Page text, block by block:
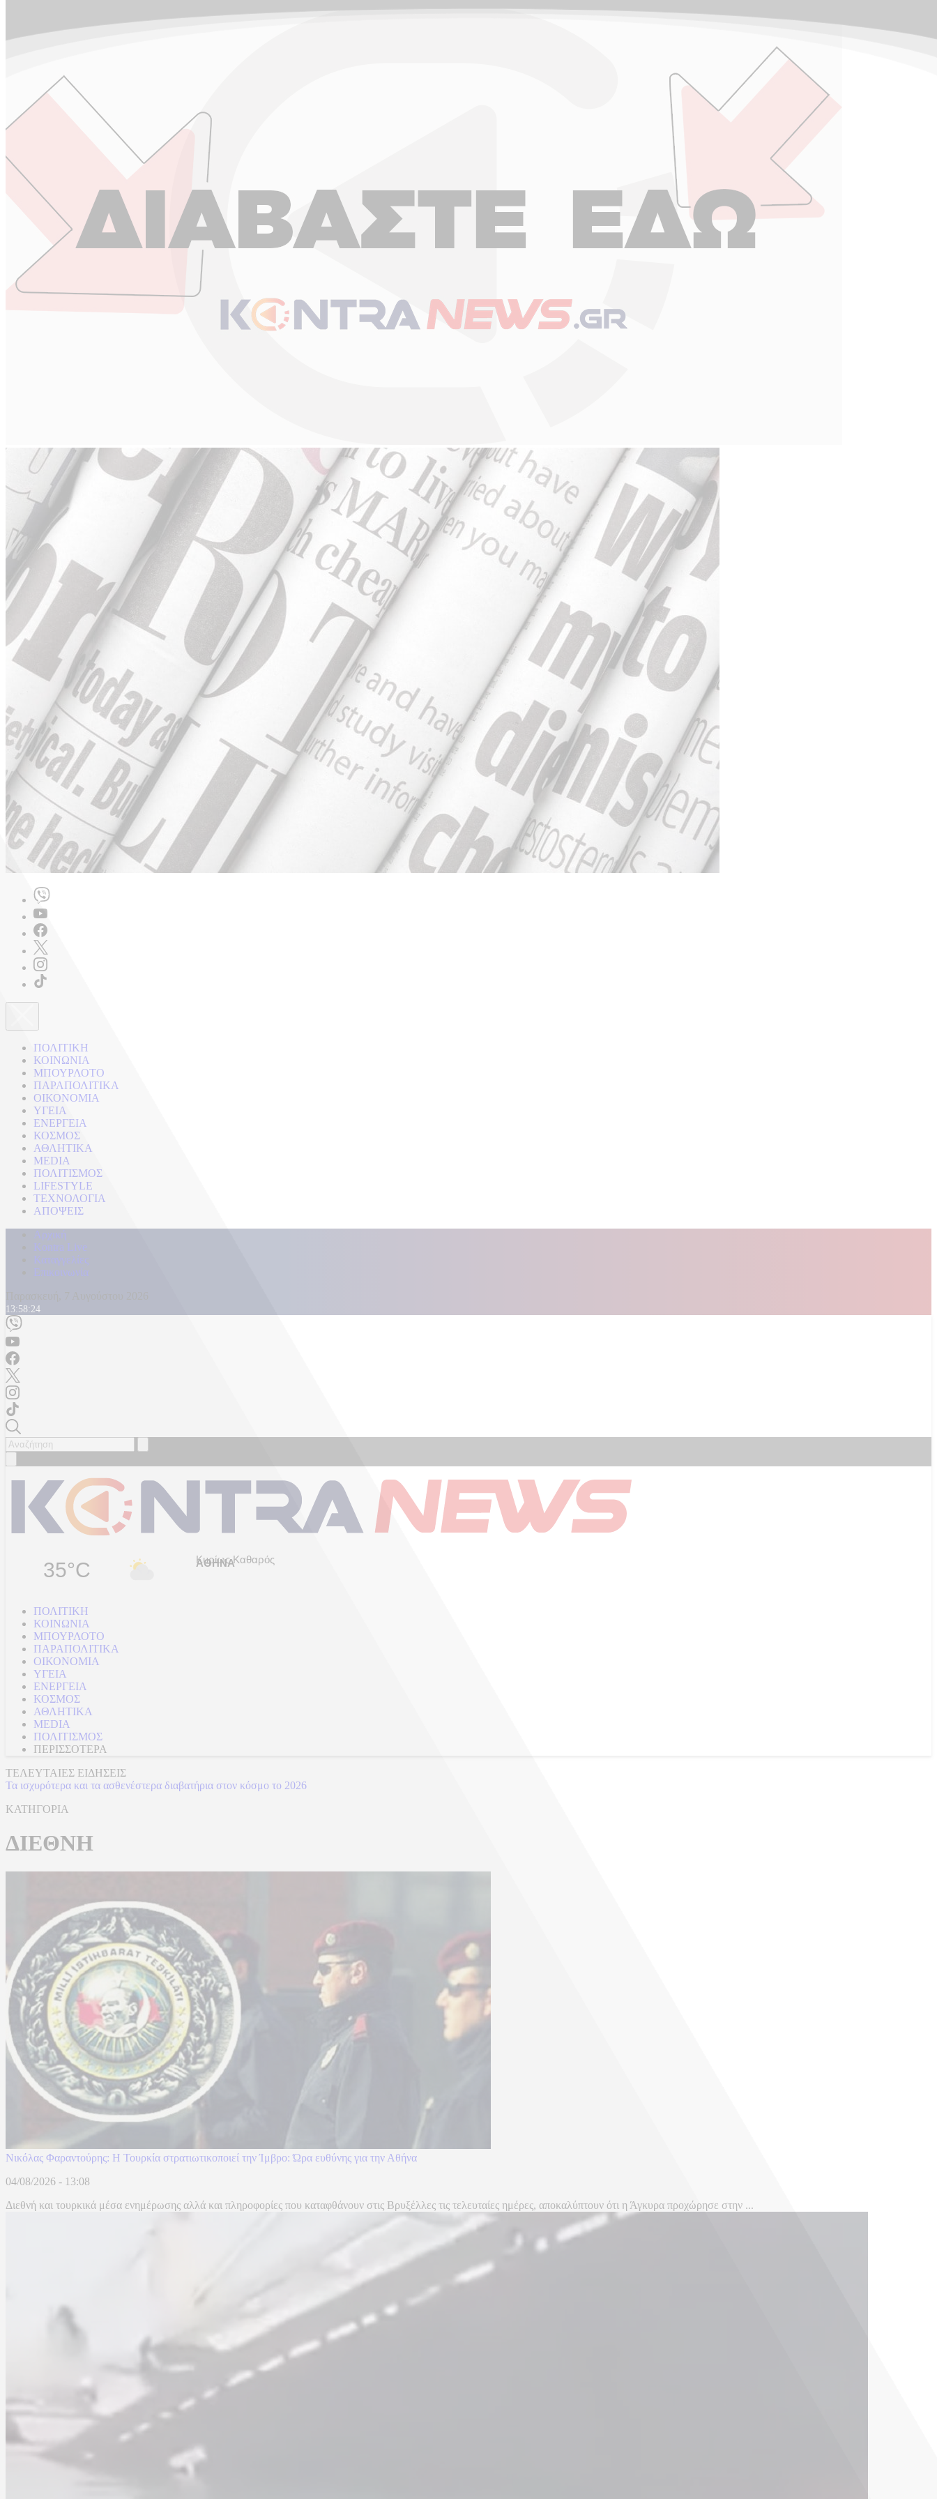
ΠΟΛΙΤΙΚΗ
ΚΟΙΝΩΝΙΑ
ΜΠΟΥΡΛΟΤΟ
ΠΑΡΑΠΟΛΙΤΙΚΑ
ΟΙΚΟΝΟΜΙΑ
ΥΓΕΙΑ
ΕΝΕΡΓΕΙΑ
ΚΟΣΜΟΣ
ΑΘΛΗΤΙΚΑ
MEDIA
ΠΟΛΙΤΙΣΜΟΣ
LIFESTYLE
ΤΕΧΝΟΛΟΓΙΑ
ΑΠΟΨΕΙΣ
Αρχική
Kontra Live
Καταγγελίες
Επικοινωνία
13:58:26
35°C Κυρίως Καθαρός
ΠΟΛΙΤΙΚΗ
ΚΟΙΝΩΝΙΑ
ΜΠΟΥΡΛΟΤΟ
ΠΑΡΑΠΟΛΙΤΙΚΑ
ΟΙΚΟΝΟΜΙΑ
ΥΓΕΙΑ
ΕΝΕΡΓΕΙΑ
ΚΟΣΜΟΣ
ΑΘΛΗΤΙΚΑ
MEDIA
ΠΟΛΙΤΙΣΜΟΣ
ΠΕΡΙΣΣΟΤΕΡΑ
ΤΕΛΕΥΤΑΙΕΣ ΕΙΔΗΣΕΙΣ
Θεσσαλονίκη: Συναγερμός για πυρκαγιά στο Μονοπήγαδο
ΚΑΤΗΓΟΡΙΑ
ΔΙΕΘΝΗ
Νικόλας Φαραντούρης: Η Τουρκία στρατιωτικοποιεί την Ίμβρο: Ώρα ευθύνης για την Αθήνα
04/08/2026 - 13:08
Διεθνή και τουρκικά μέσα ενημέρωσης αλλά και πληροφορίες που καταφθάνουν στις Βρυξέλλες τις τελευταίες ημέρες, αποκαλύπτουν ότι η Άγκυρα προχώρησε στην ...